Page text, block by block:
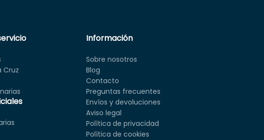
Cruz
Información
Sobre nosotros
Blog
Contacto
Preguntas frecuentes
Envíos y devoluciones
Aviso legal
Política de privacidad
Política de cookies